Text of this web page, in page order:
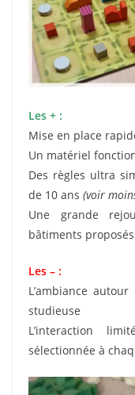
Les + :
Mise en place
Un matériel
Des règles ultra
de 10 ans (voir
Une grande
bâtiments proposés
Les – :
L’ambiance
studieuse
L’interaction
sélectionnée à